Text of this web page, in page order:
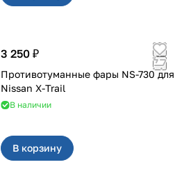
3 250 ₽
Противотуманные фары NS-730 для
Nissan X-Trail
В наличии
В корзину